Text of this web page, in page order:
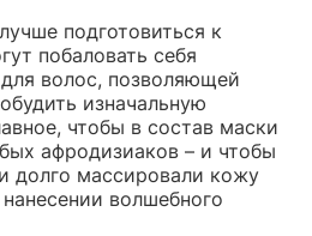
подготовиться к
побаловать себя
волос, позволяющей
изначальную
чтобы в состав маски
афродизиаков – и чтобы
долго массировали кожу
волшебного